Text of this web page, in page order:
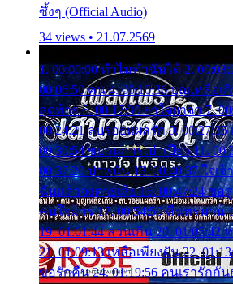
ซึ้งๆ (Official Audio)
34 views • 21.07.2569
1. 00:00:00 ทำไมทำฉันได้ 2.
00:06:50 คน 4. 00:10:36 บุญเหลือเ
สุดท้าย 6. 00:17:30 ยาใจยาจก 7.
00:24:21 ลบรอยแผลรัก 9.
00:30:54 ขบวนการเปาเปียว 11.
00:37:20 ปาหนัน 13. 00:40:37 ใจเ
ฉันแล้วจงตายเสีย 15. 00:47:24 ขอ
คนใจมาร 17. 00:54:50 คืนทรมาน
19. 01:01:44 ส่วนเกิน 20.
21. 01:09:13 เหลือเพียงฝัน 22.
ขอรักคืน 24. 01:19:56 คนเรารักกัน